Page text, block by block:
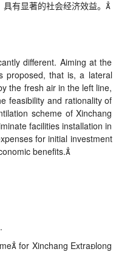
有显著的社会经济效益。
different. Aiming at the
proposed, that is, a lateral
the fresh air in the left line,
feasibility and rationality of
scheme of Xinchang
facilities installation in
for initial investment
benefits.
for Xinchang Extralong